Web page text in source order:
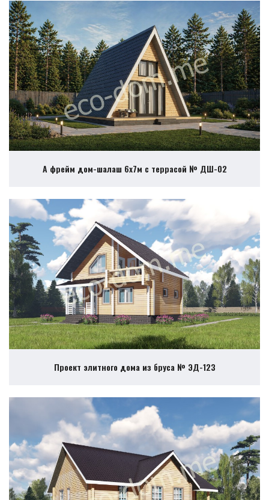
А фрейм дом-шалаш 6х7м с террасой № ДШ-02
Проект элитного дома из бруса № ЭД-123